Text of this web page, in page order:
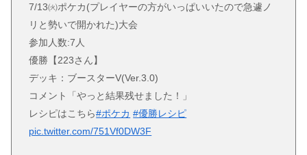
7/13㈫ポケカ(プレイヤーの方がいっぱいいたので急遽ノ
リと勢いで開かれた)大会
参加人数:7人
優勝【223さん】
デッキ：ブースターV(Ver.3.0)
コメント「やっと結果残せました！」
レシピはこちら#ポケカ #優勝レシピ
pic.twitter.com/751Vf0DW3F